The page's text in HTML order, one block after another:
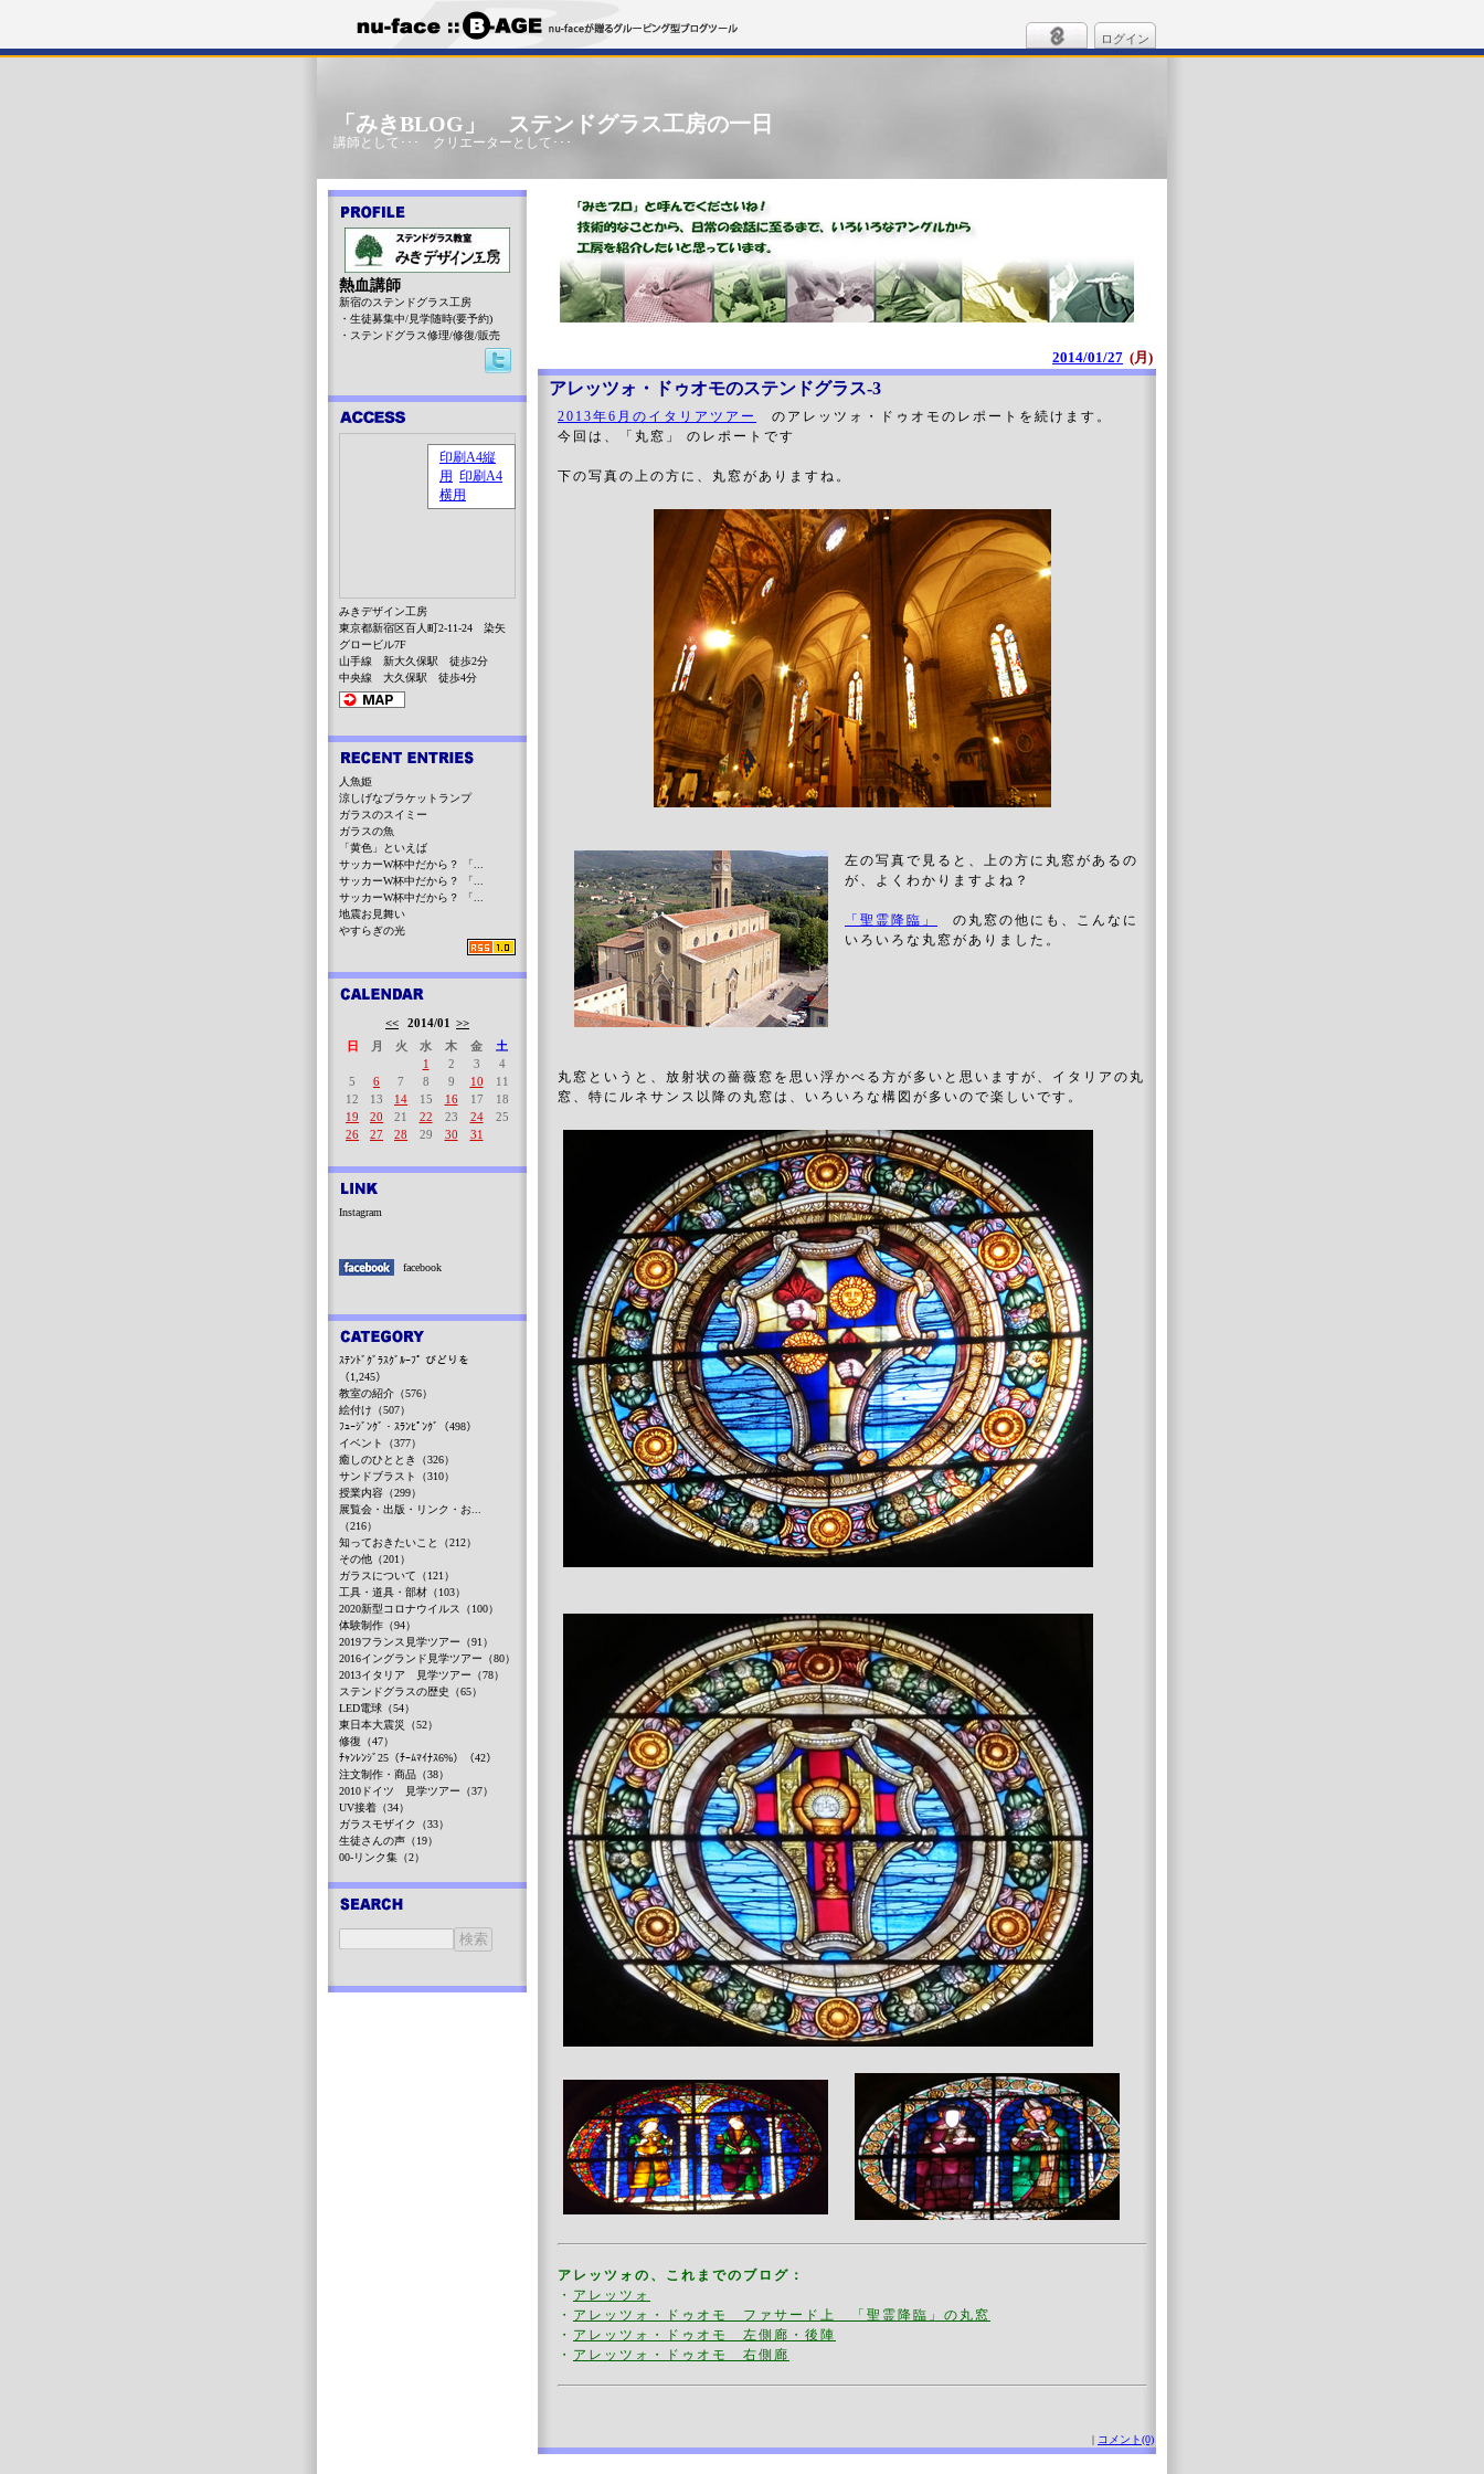
ログイン
「みきBLOG」 ステンドグラス工房の一日
講師として･･･ クリエーターとして･･･
2014/01/27 (月)
アレッツォ・ドゥオモのステンドグラス-3
2013年6月のイタリアツアー
のアレッツォ・ドゥオモのレポートを続けます。
今回は、「丸窓」 のレポートです
下の写真の上の方に、丸窓がありますね。
左の写真で見ると、上の方に丸窓があるの
が、よくわかりますよね？
「聖霊降臨」
の丸窓の他にも、こんなに
いろいろな丸窓がありました。
丸窓というと、放射状の薔薇窓を思い浮かべる方が多いと思いますが、イタリアの丸
窓、特にルネサンス以降の丸窓は、いろいろな構図が多いので楽しいです。
アレッツォの、これまでのブログ：
・ アレッツォ
・ アレッツォ・ドゥオモ ファサード上 「聖霊降臨」の丸窓
・ アレッツォ・ドゥオモ 左側廊・後陣
・ アレッツォ・ドゥオモ 右側廊
| コメント(0)
熱血講師
新宿のステンドグラス工房
・生徒募集中/見学随時(要予約)
・ステンドグラス修理/修復/販売
みきデザイン工房
東京都新宿区百人町2-11-24 染矢
グロービル7F
山手線 新大久保駅 徒歩2分
中央線 大久保駅 徒歩4分
人魚姫
涼しげなブラケットランプ
ガラスのスイミー
ガラスの魚
「黄色」といえば
サッカーW杯中だから？ 「...
サッカーW杯中だから？ 「...
サッカーW杯中だから？ 「...
地震お見舞い
やすらぎの光
<< 2014/01 >>
日
月 火 水 木 金
土
1
2 3
4
5
6 7 8 9 10
11
12
13 14 15 16 17
18
19
20 21 22 23 24
25
26
27 28 29 30 31
Instagram
facebook
ｽﾃﾝﾄﾞｸﾞﾗｽｸﾞﾙｰﾌﾟ びどりを
（1,245）
教室の紹介（576）
絵付け（507）
ﾌｭｰｼﾞﾝｸﾞ・ｽﾗﾝﾋﾟﾝｸﾞ（498）
イベント（377）
癒しのひととき（326）
サンドブラスト（310）
授業内容（299）
展覧会・出版・リンク・お...
（216）
知っておきたいこと（212）
その他（201）
ガラスについて（121）
工具・道具・部材（103）
2020新型コロナウイルス（100）
体験制作（94）
2019フランス見学ツアー（91）
2016イングランド見学ツアー（80）
2013イタリア 見学ツアー（78）
ステンドグラスの歴史（65）
LED電球（54）
東日本大震災（52）
修復（47）
ﾁｬﾝﾚﾝｼﾞ25（ﾁｰﾑﾏｲﾅｽ6%）（42）
注文制作・商品（38）
2010ドイツ 見学ツアー（37）
UV接着（34）
ガラスモザイク（33）
生徒さんの声（19）
00-リンク集（2）